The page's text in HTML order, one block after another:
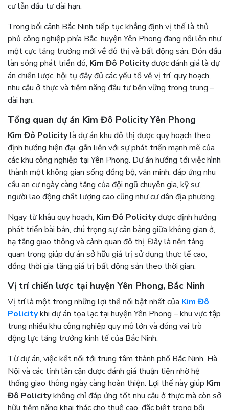
cư lẫn đầu tư dài hạn.
Trong bối cảnh Bắc Ninh tiếp tục khẳng định vị thế là thủ
phủ công nghiệp phía Bắc, huyện Yên Phong đang nổi lên như
một cực tăng trưởng mới về đô thị và bất động sản. Đón đầu
làn sóng phát triển đó, Kim Đô Policityđược đánh giá là dự
án chiến lược, hội tụ đầy đủ các yếu tố về vị trí, quy hoạch,
nhu cầu ở thực và tiềm năng đầu tư bền vững trong trung –
dài hạn.
Tổng quan dự án Kim Đô Policity Yên Phong
Kim Đô Policitylà dự án khu đô thị được quy hoạch theo
định hướng hiện đại, gắn liền với sự phát triển mạnh mẽ của
các khu công nghiệp tại Yên Phong. Dự án hướng tới việc hình
thành một không gian sống đồng bộ, văn minh, đáp ứng nhu
cầu an cư ngày càng tăng của đội ngũ chuyên gia, kỹ sư,
người lao động chất lượng cao cũng như cư dân địa phương.
Ngay từ khâu quy hoạch, Kim Đô Policityđược định hướng
phát triển bài bản, chú trọng sự cân bằng giữa không gian ở,
hạ tầng giao thông và cảnh quan đô thị. Đây là nền tảng
quan trọng giúp dự án sở hữu giá trị sử dụng thực tế cao,
đồng thời gia tăng giá trị bất động sản theo thời gian.
Vị trí chiến lược tại huyện Yên Phong, Bắc Ninh
Vị trí là một trong những lợi thế nổi bật nhất của Kim Đô
Policitykhi dự án tọa lạc tại huyện Yên Phong – khu vực tập
trung nhiều khu công nghiệp quy mô lớn và đóng vai trò
động lực tăng trưởng kinh tế của Bắc Ninh.
Từ dự án, việc kết nối tới trung tâm thành phố Bắc Ninh, Hà
Nội và các tỉnh lân cận được đánh giá thuận tiện nhờ hệ
thống giao thông ngày càng hoàn thiện. Lợi thế này giúp Kim
Đô Policitykhông chỉ đáp ứng tốt nhu cầu ở thực mà còn sở